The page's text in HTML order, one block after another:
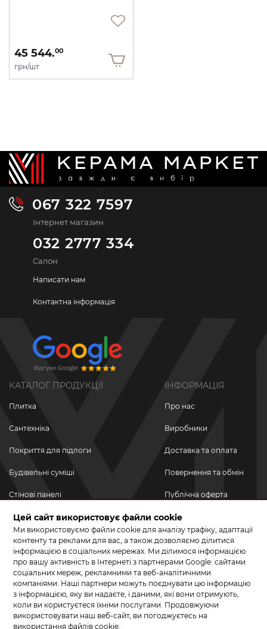
45 544.00
грн/шт
067 322 7597
Інтернет магазин
032 2777 334
Салон
Написати нам
Контактна інформація
КАТАЛОГ ПРОДУКЦІЇ
Плитка
Сантехніка
Покриття для підлоги
Будівельні суміші
Стінові панелі
Новинки
Акційні товари
Акції/Знижки
ІНФОРМАЦІЯ
Про нас
Виробники
Доставка та оплата
Повернення та обмін
Публічна оферта
Політика
конфіденційності
ПРИЄДНУЙТЕСЬ ДО НАС У СОЦМЕРЕЖАХ
Цей сайт використовує файли cookie
Ми використовуємо файли cookie для аналізу трафіку, адаптації
контенту та реклами для вас, а також дозволяємо ділитися
інформацією в соціальних мережах. Ми ділимося інформацією
про вашу активність в Інтернеті з партнерами Google: сайтами
соціальних мереж, рекламними та веб-аналітичними
компаніями. Наші партнери можуть поєднувати цю інформацію
з інформацією, яку ви надаєте, і даними, які вони отримують,
коли ви користуєтеся їхніми послугами. Продовжуючи
використовувати наш веб-сайт, ви погоджуєтесь на
використання файлів cookie.